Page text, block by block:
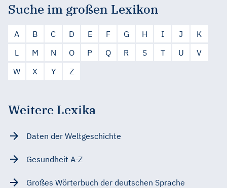
Suche im großen Lexikon
A B C D E F G H I J
K
L
M N O P Q R S T U
V
W
X Y Z
Weitere Lexika
Daten der Weltgeschichte
Gesundheit A-Z
Großes Wörterbuch der deutschen Sprache